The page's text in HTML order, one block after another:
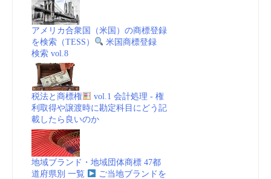
アメリカ合衆国（米国）の商標登録
を検索（TESS）
米国商標登録
検索 vol.8
税法と商標権
vol.1 会計処理 - 権
利取得や譲渡時に勘定科目にどう記
載したら良いのか
地域ブランド・地域団体商標 47都
道府県別 一覧
ご当地ブランドを